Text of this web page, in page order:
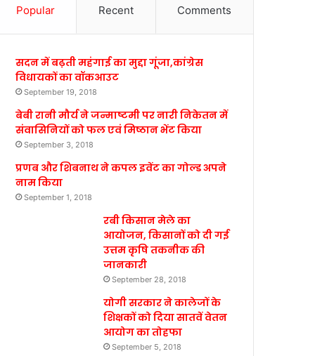
Popular Recent Comments
सदन में बढ़ती महंगाई का मुद्दा गूंजा,कांग्रेस
विधायकों का वॉकआउट
September 19, 2018
बेबी रानी मौर्य ने जन्माष्टमी पर नारी निकेतन में
संवासिनियों को फल एवं मिष्ठान भेंट किया
September 3, 2018
प्रणब और शिबनाथ ने कपल इवेंट का गोल्ड अपने
नाम किया
September 1, 2018
रबी किसान मेले का
आयोजन, किसानों को दी गई
उत्तम कृषि तकनीक की
जानकारी
September 28, 2018
योगी सरकार ने कालेजों के
शिक्षकों को दिया सातवें वेतन
आयोग का तोहफा
September 5, 2018